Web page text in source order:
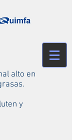
alto en
y